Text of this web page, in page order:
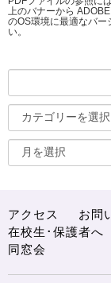
上のバナーから
のOS環境に最適なバー
い。
アクセス お問
在校生･保護者へ
同窓会